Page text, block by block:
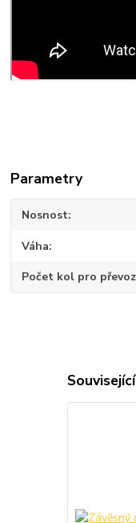
Parametry
Nosnost
Váha
Počet kol pro převoz